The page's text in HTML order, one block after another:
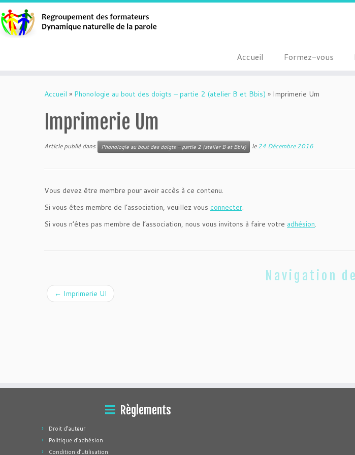
Accueil Formez-vous
Accueil » Phonologie au bout des doigts – partie 2 (atelier B et Bbis) » Imprimerie Um
Imprimerie Um
Article publié dans Phonologie au bout des doigts – partie 2 (atelier B et Bbis) le24 Décembre 2016
Vous devez être membre pour avoir accès à ce contenu.
Si vous êtes membre de l’association, veuillez vous connecter.
Si vous n’êtes pas membre de l’association, nous vous invitons à faire votre adhésion.
Navigation
← Imprimerie Ul
Règlements
Droit d’auteur
Politique d’adhésion
Condition d’utilisation